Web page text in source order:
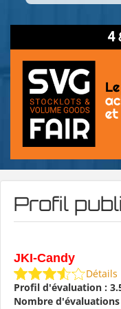
Profil
JKI-Candy
Détails
Profil d'évaluation :
Nombre d'évaluations